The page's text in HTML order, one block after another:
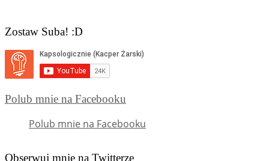
Zostaw Suba! :D
Polub mnie na Facebooku
Polub mnie na Facebooku
Obserwuj mnie na Twitterze